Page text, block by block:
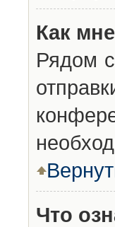
Как
Рядом
Что